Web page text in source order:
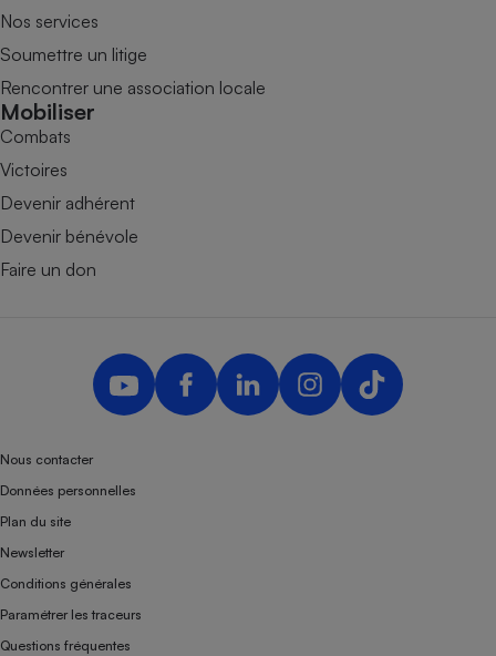
Nos services
Soumettre un litige
Rencontrer une association locale
Mobiliser
Combats
Victoires
Devenir adhérent
Devenir bénévole
Faire un don
Nous contacter
Données personnelles
Plan du site
Newsletter
Conditions générales
Paramétrer les traceurs
Questions fréquentes